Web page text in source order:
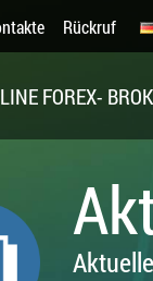
Rückruf
FOREX-